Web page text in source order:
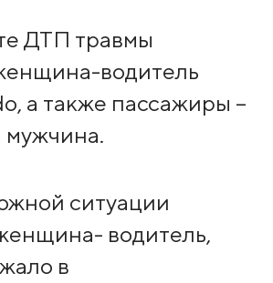
ДТП травмы
водитель
а также пассажиры –
ситуации
водитель,
в